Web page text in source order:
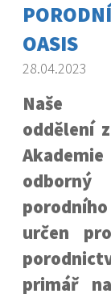
OASIS
28.04.2023
Naše
oddělení
určen
primář